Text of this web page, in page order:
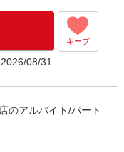
キープ
08/31
のアルバイト/パート